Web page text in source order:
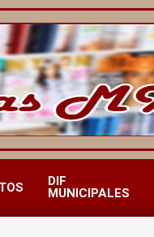
DIF
MUNICIPALES